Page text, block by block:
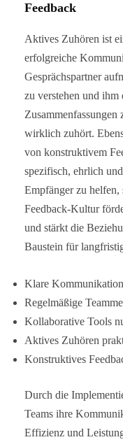
Feedback
Aktives Zuhören ist
erfolgreiche
Gesprächspartner
zu verstehen und ihm
Zusammenfassungen
wirklich zuhört.
von konstruktivem
spezifisch, ehrlich
Empfänger zu
Feedback-Kultur
und stärkt die
Baustein für
Klare
Regelmäßige
Kollaborative Tools
Aktives Zuhören
Konstruktives
Durch die
Teams ihre
Effizienz und